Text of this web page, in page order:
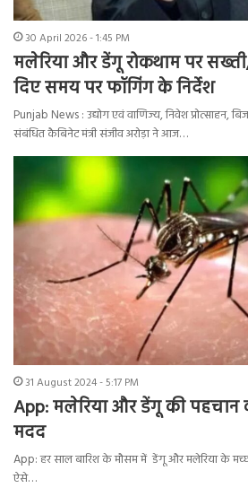
30 April 2026 - 1:45 PM
मलेरिया और डेंगू रोकथाम पर
दिए समय पर फॉगिंग के निर्देश
Punjab News : उद्योग एवं वाणिज्य, निवेश प्रोत्साहन,
संबंधित कैबिनेट मंत्री संजीव अरोड़ा ने आज…
31 August 2024 - 5:17 PM
App: मलेरिया और डेंगू की पहचान
मदद
App: हर साल बारिश के मौसम में डेंगू और मलेरिया के
ऐसे…